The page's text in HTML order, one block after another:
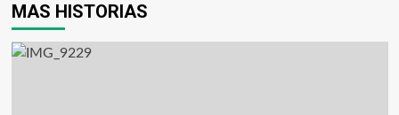
MAS HISTORIAS